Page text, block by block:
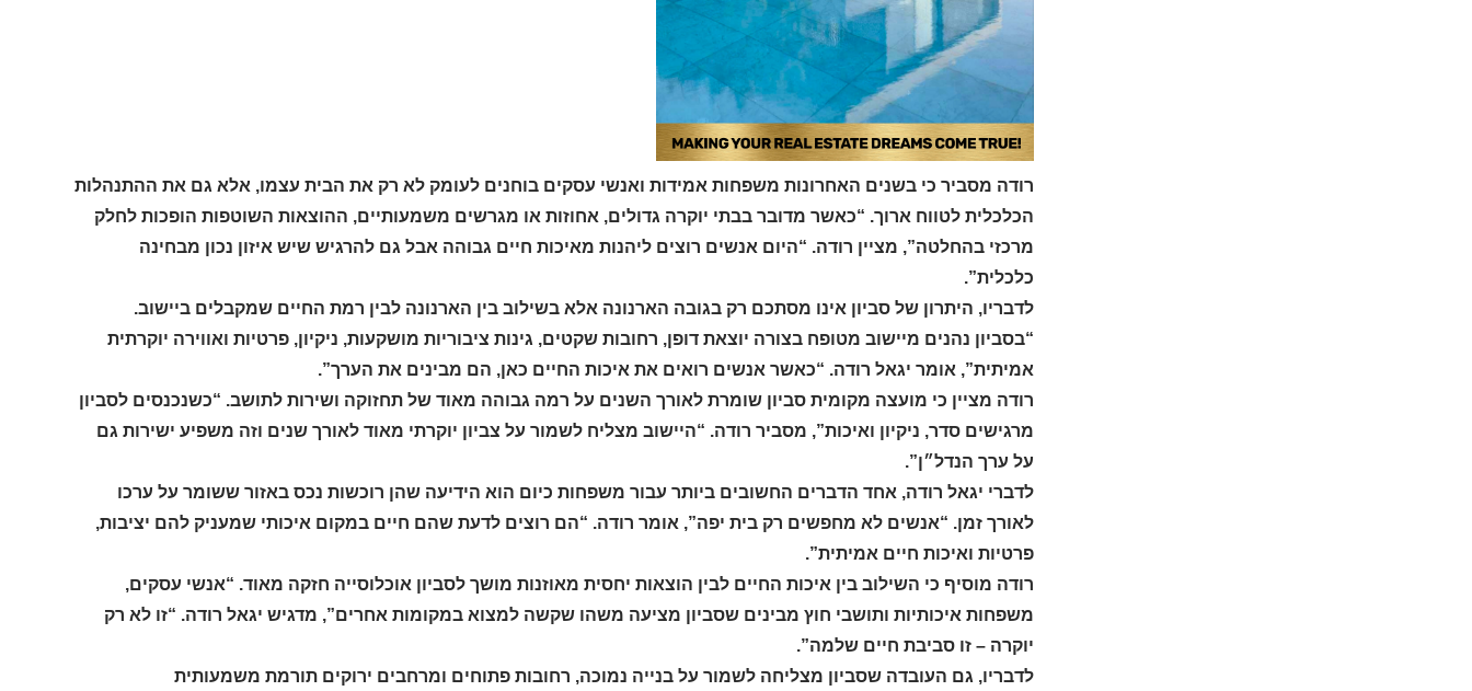
רודה מסביר כי בשנים האחרונות משפחות אמידות ואנשי עסקים בוחנים לעומק לא רק את הבית עצמו, אלא גם את ההתנהלות
הכלכלית לטווח ארוך. “כאשר מדובר בבתי יוקרה גדולים, אחוזות או מגרשים משמעותיים, ההוצאות השוטפות הופכות לחלק
מרכזי בהחלטה”, מציין רודה. “היום אנשים רוצים ליהנות מאיכות חיים גבוהה אבל גם להרגיש שיש איזון נכון מבחינה
כלכלית”.
לדבריו, היתרון של סביון אינו מסתכם רק בגובה הארנונה אלא בשילוב בין הארנונה לבין רמת החיים שמקבלים ביישוב.
“בסביון נהנים מיישוב מטופח בצורה יוצאת דופן, רחובות שקטים, גינות ציבוריות מושקעות, ניקיון, פרטיות ואווירה יוקרתית
אמיתית”, אומר יגאל רודה. “כאשר אנשים רואים את איכות החיים כאן, הם מבינים את הערך”.
רודה מציין כי מועצה מקומית סביון שומרת לאורך השנים על רמה גבוהה מאוד של תחזוקה ושירות לתושב. “כשנכנסים לסביון
מרגישים סדר, ניקיון ואיכות”, מסביר רודה. “היישוב מצליח לשמור על צביון יוקרתי מאוד לאורך שנים וזה משפיע ישירות גם
על ערך הנדל״ן”.
לדברי יגאל רודה, אחד הדברים החשובים ביותר עבור משפחות כיום הוא הידיעה שהן רוכשות נכס באזור ששומר על ערכו
לאורך זמן. “אנשים לא מחפשים רק בית יפה”, אומר רודה. “הם רוצים לדעת שהם חיים במקום איכותי שמעניק להם יציבות,
פרטיות ואיכות חיים אמיתית”.
רודה מוסיף כי השילוב בין איכות החיים לבין הוצאות יחסית מאוזנות מושך לסביון אוכלוסייה חזקה מאוד. “אנשי עסקים,
משפחות איכותיות ותושבי חוץ מבינים שסביון מציעה משהו שקשה למצוא במקומות אחרים”, מדגיש יגאל רודה. “זו לא רק
יוקרה – זו סביבת חיים שלמה”.
לדבריו, גם העובדה שסביון מצליחה לשמור על בנייה נמוכה, רחובות פתוחים ומרחבים ירוקים תורמת משמעותית